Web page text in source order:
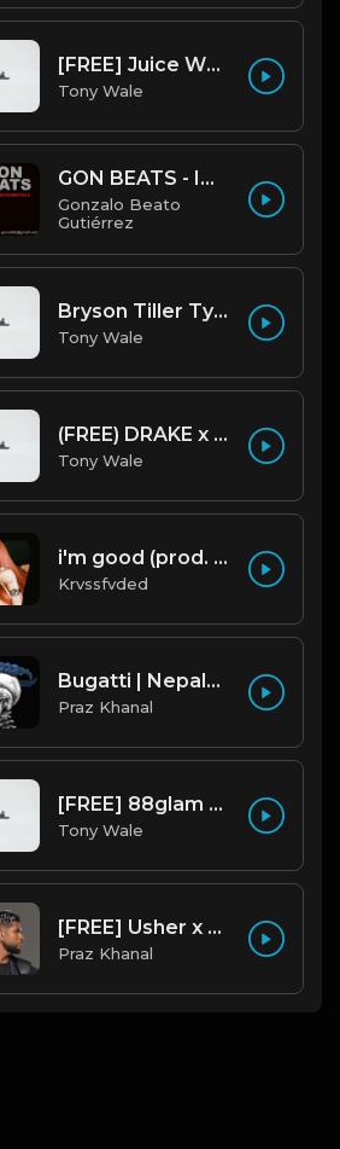
[FREE] Juice WRLD Type Beat - Lucid Piano (Prod by Tony Wale)
Tony Wale
GON BEATS - INSTRUMENTAL 219001 [150BPM] [TRAP]
Gonzalo Beato
Gutiérrez
Bryson Tiller Type Beat - Smoking Aces (F Minor) (Prod by Tony Wale)
Tony Wale
(FREE) DRAKE x FUTURE TYPE BEAT - Under Water 122 bpm (Prod by Tony Wale)
Tony Wale
i'm good (prod. by krvssfvded) 130bpm
Krvssfvded
Bugatti | Nepalese Drill Type Beat [Copyright Free Music]
Praz Khanal
[FREE] 88glam type beat - Heaven - 80 BPM C Maj (Prod by Tony Wale)
Tony Wale
[FREE] Usher x Tory Lanez Type Beat - "Last Hope"
Praz Khanal